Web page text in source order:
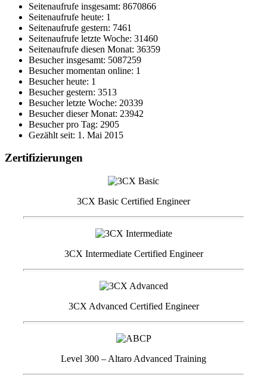
Seitenaufrufe insgesamt: 8670866
Seitenaufrufe heute: 1
Seitenaufrufe gestern: 7461
Seitenaufrufe letzte Woche: 31460
Seitenaufrufe diesen Monat: 36359
Besucher insgesamt: 5087259
Besucher momentan online: 1
Besucher heute: 1
Besucher gestern: 3513
Besucher letzte Woche: 20339
Besucher dieser Monat: 23942
Besucher pro Tag: 2905
Gezählt seit: 1. Mai 2015
Zertifizierungen
3CX Basic Certified Engineer
3CX Intermediate Certified Engineer
3CX Advanced Certified Engineer
Level 300 – Altaro Advanced Training